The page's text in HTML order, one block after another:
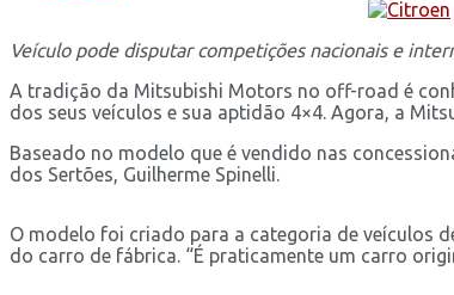
Veículo pode disputar competições nacionais e
A tradição da Mitsubishi Motors no off-road é
dos seus veículos e sua aptidão 4×4. Agora, a
Baseado no modelo que é vendido nas
dos Sertões, Guilherme Spinelli.
O modelo foi criado para a categoria de veículos
do carro de fábrica. “É praticamente um carro